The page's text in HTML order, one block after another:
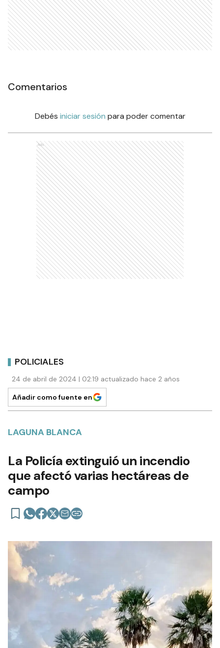
Comentarios
Debés iniciar sesión para poder comentar
Ads
POLICIALES
24 de abril de 2024 | 02:19 actualizado hace 2 años
Añadir como fuente en
LAGUNA BLANCA
La Policía extinguió un incendio
que afectó varias hectáreas de
campo